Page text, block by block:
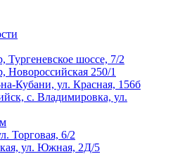
Тургеневское шоссе, 7/2
Новороссийская 250/1
Кубани, ул. Красная, 156б
с. Владимировка, ул.
Торговая, 6/2
ул. Южная, 2Д/5